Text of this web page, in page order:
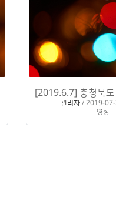
관리자/ 2019-
영상